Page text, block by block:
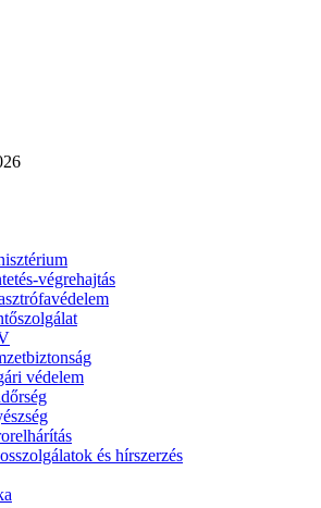
végrehajtás
védelem
és hírszerzés